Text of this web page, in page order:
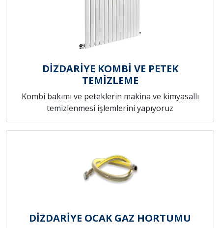
DİZDARİYE KOMBİ VE PETEK
TEMİZLEME
Kombi bakımı ve peteklerin makina ve kimyasallı
temizlenmesi işlemlerini yapıyoruz
DİZDARİYE OCAK GAZ HORTUMU